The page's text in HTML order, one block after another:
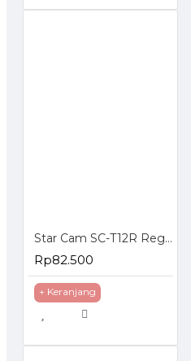
Star Cam SC-T12R Regulator Gas Tekanan Rendah
Rp82.500
+ Keranjang